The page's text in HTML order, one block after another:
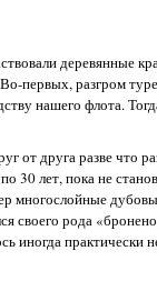
деревянные
первых, разгром
нашего флота.
от друга разве что
30 лет, пока не
многослойные
своего рода
иногда